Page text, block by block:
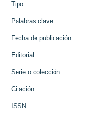
Tipo:
Palabras clave:
Fecha de publicación:
Editorial:
Serie o colección:
Citación:
ISSN: